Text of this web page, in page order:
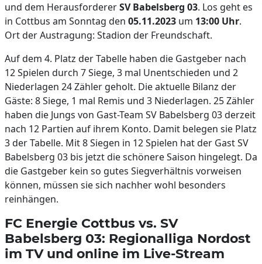
und dem HerausfordererSV Babelsberg 03. Los geht es
in Cottbus am Sonntag den 05.11.2023 um 13:00 Uhr.
Ort der Austragung: Stadion der Freundschaft.
Auf dem 4. Platz der Tabelle haben die Gastgeber nach
12 Spielen durch 7 Siege, 3 mal Unentschieden und 2
Niederlagen 24 Zähler geholt. Die aktuelle Bilanz der
Gäste: 8 Siege, 1 mal Remis und 3 Niederlagen. 25 Zähler
haben die Jungs von Gast-Team SV Babelsberg 03 derzeit
nach 12 Partien auf ihrem Konto. Damit belegen sie Platz
3 der Tabelle. Mit 8 Siegen in 12 Spielen hat der Gast SV
Babelsberg 03 bis jetzt die schönere Saison hingelegt. Da
die Gastgeber kein so gutes Siegverhältnis vorweisen
können, müssen sie sich nachher wohl besonders
reinhängen.
FC Energie Cottbus vs. SV
Babelsberg 03: Regionalliga Nordost
im TV und online im Live-Stream